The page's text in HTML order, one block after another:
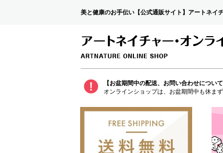
美と健康のお手伝い【公式通販サイト】アートネイ
【お盆期間中の配送、お問い合わせについ